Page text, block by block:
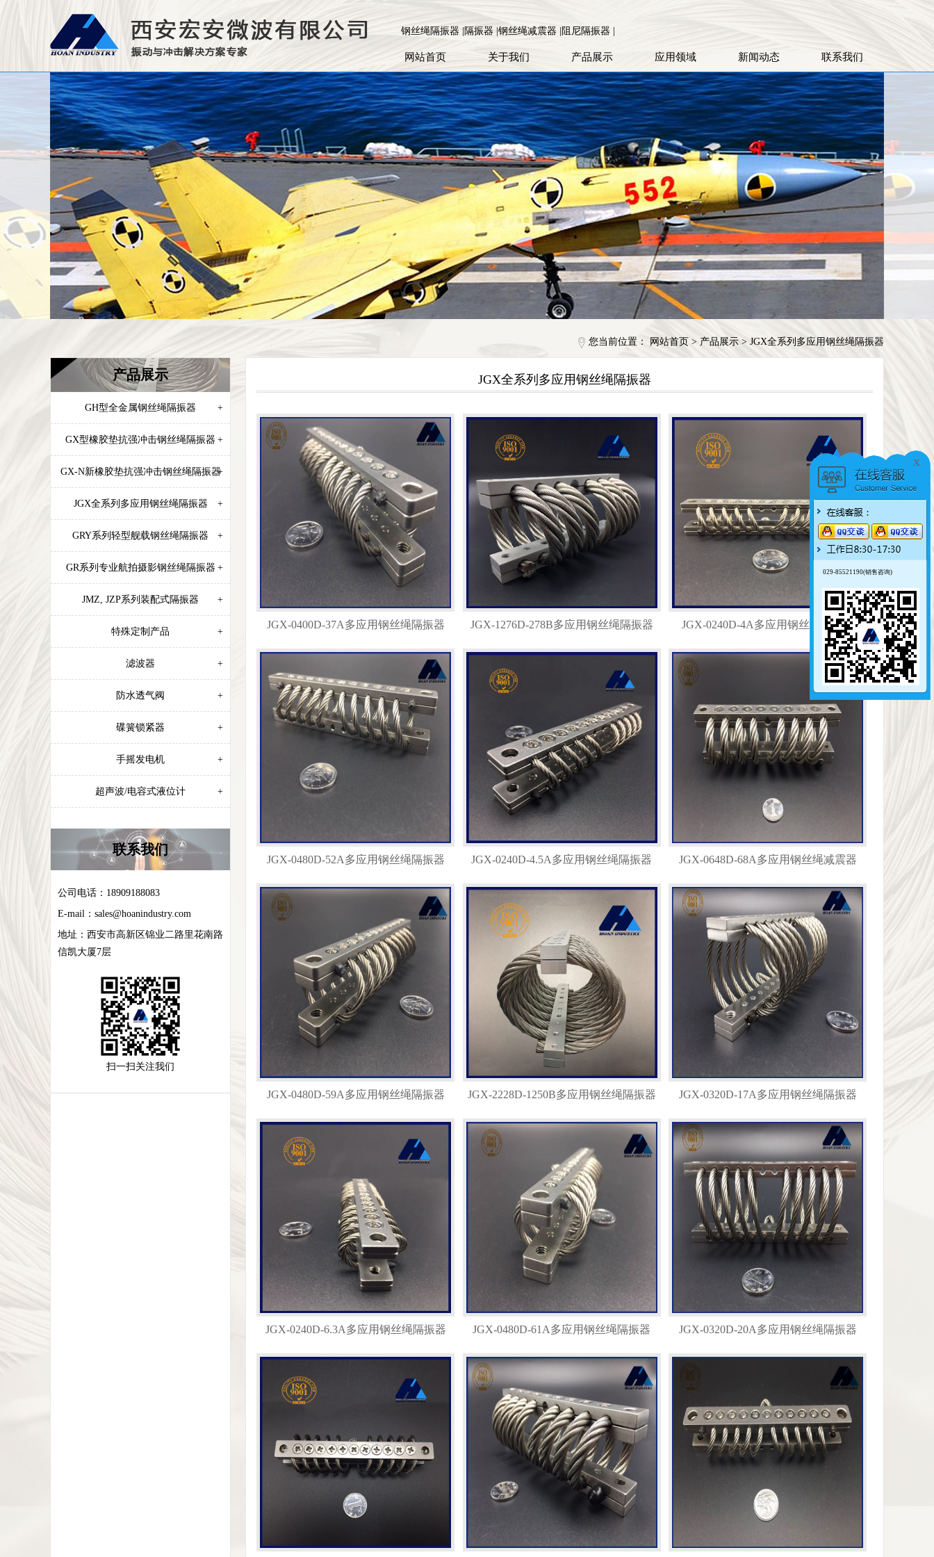
钢丝绳隔振器 |隔振器 |钢丝绳减震器 |阻尼隔振器 |
网站首页 关于我们 产品展示 应用领域 新闻动态 联系我们
您当前位置： 网站首页 > 产品展示 > JGX全系列多应用钢丝绳隔振器
产品展示
GH型全金属钢丝绳隔振器 +
GX型橡胶垫抗强冲击钢丝绳隔振器 +
GX-N新橡胶垫抗强冲击钢丝绳隔振器+
JGX全系列多应用钢丝绳隔振器 +
GRY系列轻型舰载钢丝绳隔振器 +
GR系列专业航拍摄影钢丝绳隔振器 +
JMZ, JZP系列装配式隔振器 +
特殊定制产品 +
滤波器 +
防水透气阀 +
碟簧锁紧器 +
手摇发电机 +
超声波/电容式液位计 +
联系我们
公司电话：18909188083
E-mail： sales@hoanindustry.com
地址： 西安市高新区锦业二路里花南路
信凯大厦7层
扫一扫关注我们
JGX全系列多应用钢丝绳隔振器
JGX-0400D-37A多应用钢丝绳隔振器 JGX-1276D-278B多应用钢丝绳隔振器 JGX-0240D-4A多应用钢丝绳隔振器
JGX-0480D-52A多应用钢丝绳隔振器 JGX-0240D-4.5A多应用钢丝绳隔振器 JGX-0648D-68A多应用钢丝绳减震器
JGX-0480D-59A多应用钢丝绳隔振器 JGX-2228D-1250B多应用钢丝绳隔振器 JGX-0320D-17A多应用钢丝绳隔振器
JGX-0240D-6.3A多应用钢丝绳隔振器 JGX-0480D-61A多应用钢丝绳隔振器 JGX-0320D-20A多应用钢丝绳隔振器
x
029-85521190(销售咨询)